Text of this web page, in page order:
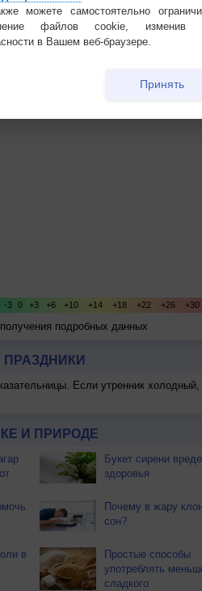
подробных данных
Если утренник холодный,
И ПРИРОДЕ
Букет сирени
здоровья
Почему в жару
сон?
в
Простые способы
употреблять
сладкого
можете самостоятельно
файлов cookie, изменив
в Вашем веб-браузере.
Принять